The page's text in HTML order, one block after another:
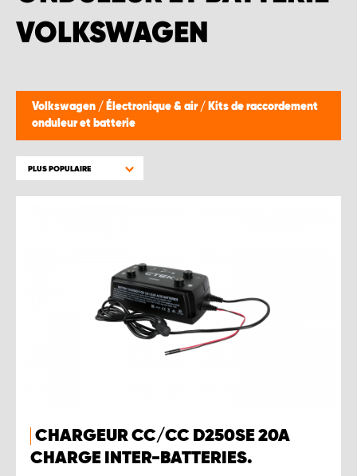
VOLKSWAGEN
Volkswagen / Électronique & air / Kits de raccordement
onduleur et batterie
PLUS POPULAIRE
CHARGEUR CC/CC D250SE 20A
CHARGE INTER-BATTERIES.